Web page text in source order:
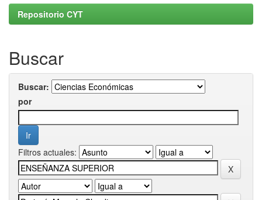
Repositorio CYT
Buscar
Buscar:
por
Filtros actuales: